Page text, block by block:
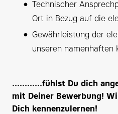
Technischer
Ort in Bezug auf die
Gewährleistung der
unseren namenhaften
............fühlst Du dich
mit Deiner Bewerbung!
Dich kennenzulernen!